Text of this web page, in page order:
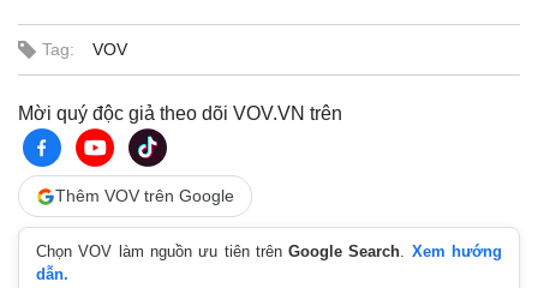
Thế giới
Quan sát
Hồ sơ
E-Magazine
Tag: VOV
Mời quý độc giả theo dõi VOV.VN trên
Thêm VOV trên Google
Chọn VOV làm nguồn ưu tiên trênGoogle Search. Xem hướng
dẫn.